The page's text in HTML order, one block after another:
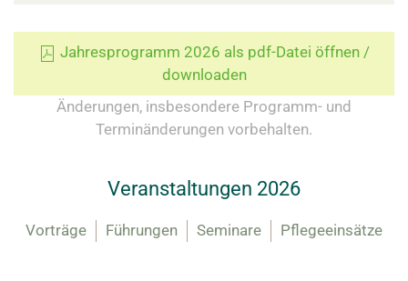
Jahresprogramm 2026 als pdf-Datei öffnen /
downloaden
Änderungen, insbesondere Programm- und
Terminänderungen vorbehalten.
Veranstaltungen 2026
Vorträge Führungen Seminare Pflegeeinsätze